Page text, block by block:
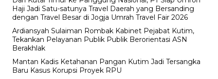
Haji Jadi Satu-satunya Travel Daerah yang Bersanding
dengan Travel Besar di Jogja Umrah Travel Fair 2026
Ardiansyah Sulaiman Rombak Kabinet Pejabat Kutim,
Tekankan Pelayanan Publik Publik Berorientasi ASN
Berakhlak
Mantan Kadis Ketahanan Pangan Kutim Jadi Tersangka
Baru Kasus Korupsi Proyek RPU